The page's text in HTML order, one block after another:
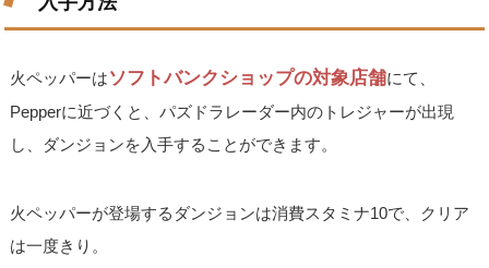
火ペッパーはソフトバンクショップの対象店舗にて、
Pepperに近づくと、パズドラレーダー内のトレジャーが出現
し、ダンジョンを入手することができます。
火ペッパーが登場するダンジョンは消費スタミナ10で、クリア
は一度きり。